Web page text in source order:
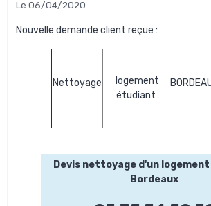
Le 06/04/2020
Nouvelle demande client reçue :
Nettoyage
logement
étudiant
Devis nettoyage d'un
Bordeaux